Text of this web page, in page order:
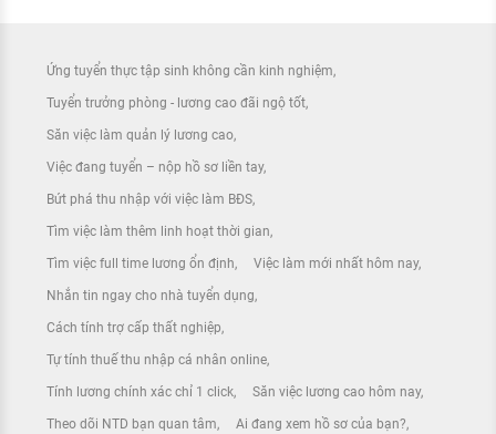
Ứng tuyển thực tập sinh không cần kinh nghiệm
Tuyển trưởng phòng - lương cao đãi ngộ tốt
Săn việc làm quản lý lương cao
Việc đang tuyển – nộp hồ sơ liền tay
Bứt phá thu nhập với việc làm BĐS
Tìm việc làm thêm linh hoạt thời gian
Tìm việc full time lương ổn định Việc làm mới nhất hôm nay
Nhắn tin ngay cho nhà tuyển dụng
Cách tính trợ cấp thất nghiệp
Tự tính thuế thu nhập cá nhân online
Tính lương chính xác chỉ 1 click Săn việc lương cao hôm nay
Theo dõi NTD bạn quan tâm Ai đang xem hồ sơ của bạn?